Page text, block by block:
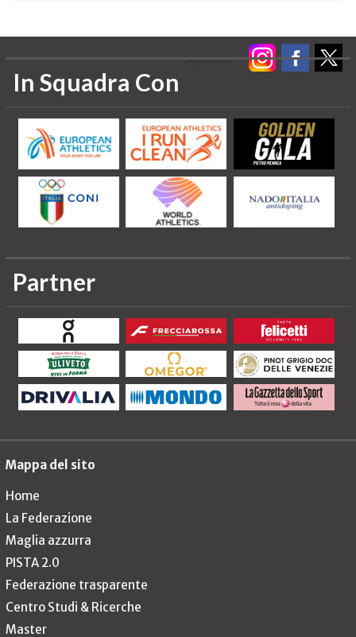
Seguici su:
In Squadra Con
Partner
Mappa del sito
Home
La Federazione
Maglia azzurra
PISTA 2.0
Federazione trasparente
Centro Studi & Ricerche
Master